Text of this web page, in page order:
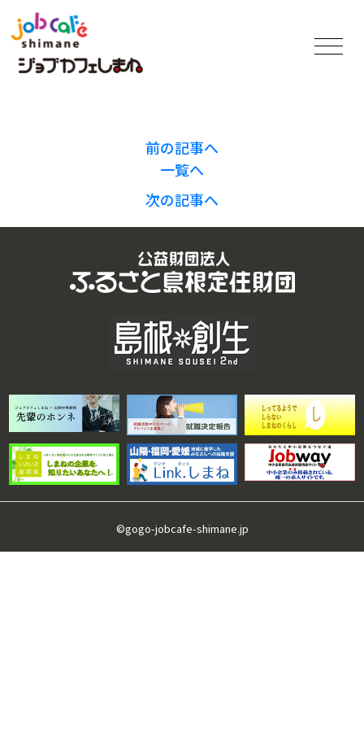
前の記事へ
一覧へ
次の記事へ
©gogo-jobcafe-shimane.jp